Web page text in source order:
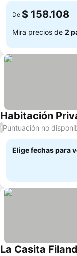
De $ 158.108
Mira precios de 2
Habitación
/Puntuación no
Elige fechas para
La Casita